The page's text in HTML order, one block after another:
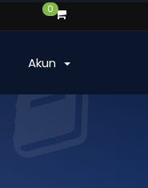
0
Akun